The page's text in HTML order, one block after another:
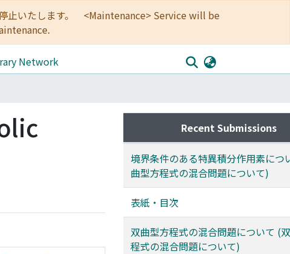
止いたします。 <Maintenance> Service will be
Network
Recent Submissions
境界条件のある特異積分作用素につ
曲型方程式の混合問題について)
表紙・目次
双曲型方程式の混合問題について (
程式の混合問題について)